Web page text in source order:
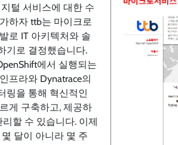
털 서비스에 대한 수
하자 ttb는 마이크로
로 IT 아키텍처와 솔
기로 결정했습니다.
에서 실행되는
프라와 Dynatrace의
링을 통해 혁신적인
게 구축하고, 제공하
리할 수 있습니다. 이제
달이 아니라 몇 주